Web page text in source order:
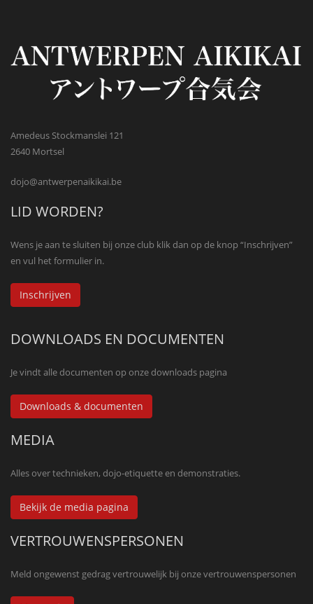
Amedeus Stockmanslei 121
2640 Mortsel
dojo@antwerpenaikikai.be
LID WORDEN?
Wens je aan te sluiten bij onze club klik dan op de knop “Inschrijven”
en vul het formulier in.
Inschrijven
DOWNLOADS EN DOCUMENTEN
Je vindt alle documenten op onze downloads pagina
Downloads & documenten
MEDIA
Alles over technieken, dojo-etiquette en demonstraties.
Bekijk de media pagina
VERTROUWENSPERSONEN
Meld ongewenst gedrag vertrouwelijk bij onze vertrouwenspersonen